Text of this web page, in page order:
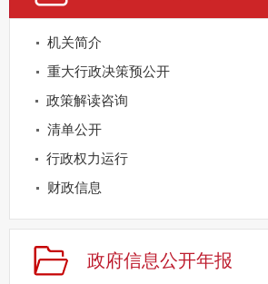
机关简介
重大行政决策预公开
政策解读咨询
清单公开
行政权力运行
财政信息
重点领域公开
规划信息
建议提案办理
政府信息公开年报